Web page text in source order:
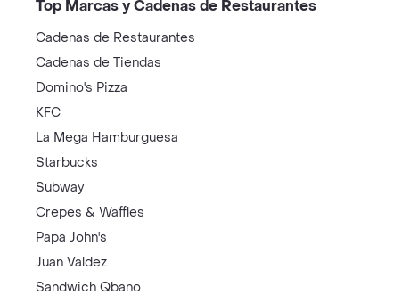
Top Marcas y Cadenas de Restaurantes
Cadenas de Restaurantes
Cadenas de Tiendas
Domino's Pizza
KFC
La Mega Hamburguesa
Starbucks
Subway
Crepes & Waffles
Papa John's
Juan Valdez
Sandwich Qbano